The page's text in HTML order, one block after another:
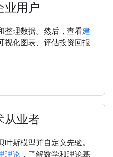
业用户
整理数据。然后，查看建
视化图表、评估投资回报
从业者
叶斯模型并自定义先验。
理论 ，了解数学和理论基